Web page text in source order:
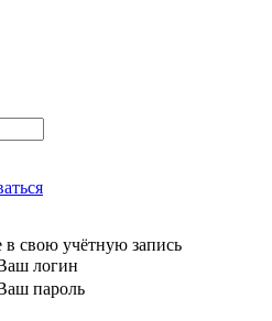
свою учётную запись
логин
пароль